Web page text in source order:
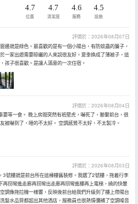
4.7
位置
4.7
清潔度
4.6
服務
4.5
設施
評價於：2026年08月07日
邊就是綠色。最喜歡的是有一個小陽台，有防蚊蟲的簾子，
一家出遊需要晾曬的人來説很友好。夏季換成了薄被子，這
孩子很喜歡。是讓人滿意的一次住宿。
評價於：2026年08月04日
要等一會。 晚上房間突然有衹壁虎，嚇死了，聯繫前台，很
被嚇到了，睡的不太好。 空調感覺不太好，不太製冷。
評價於：2026年08月03日
3號樓就是前台所在這棟樓舊裝修。我選了2號樓，拖着行李
再拐彎進走廊再拐彎出走廊再拐彎進樓再上電梯，繞的快暈
調像拖拉機一樣響，反映後前台給我們升級到了樓上帶陽台
髮水品質都超出其他酒店，服務員也很熱情彌補了空調噪音